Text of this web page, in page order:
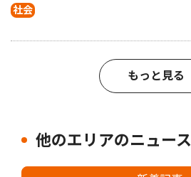
社会
もっと見る
他のエリアのニュース